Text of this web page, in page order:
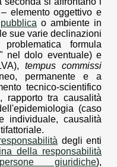
elemento oggettivo e
o ambiente in
sue varie declinazioni
formula
nel dolo eventuale) e
tempus commissi
permanente e a
tecnico-scientifico
, rapporto tra causalità
(caso
individuale, causalità
degli enti
della responsabilità
giuridiche),